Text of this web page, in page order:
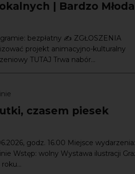
| Bardzo Młoda
bezpłatny ✍️ ZGŁOSZENIA
projekt animacyjno-kulturalny
TUTAJ Trwa nabór...
czasem piesek
godz. 16.00 Miejsce wydarzenia:
Wstęp: wolny Wystawa ilustracji